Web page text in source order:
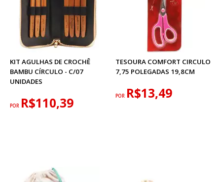
KIT AGULHAS DE CROCHÊ
BAMBU CÍRCULO - C/07
UNIDADES
POR R$110,39
TESOURA COMFORT CIRCULO
7,75 POLEGADAS 19,8CM
POR R$13,49